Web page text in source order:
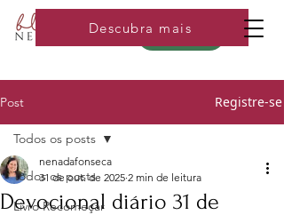
Loja
Descubra mais
Post Registre-se
Todos os posts
Livro Recomeçar
Todos os posts
Devocional diário 31 de
nenadafonseca
31 de out. de 2025 2 min de leitura